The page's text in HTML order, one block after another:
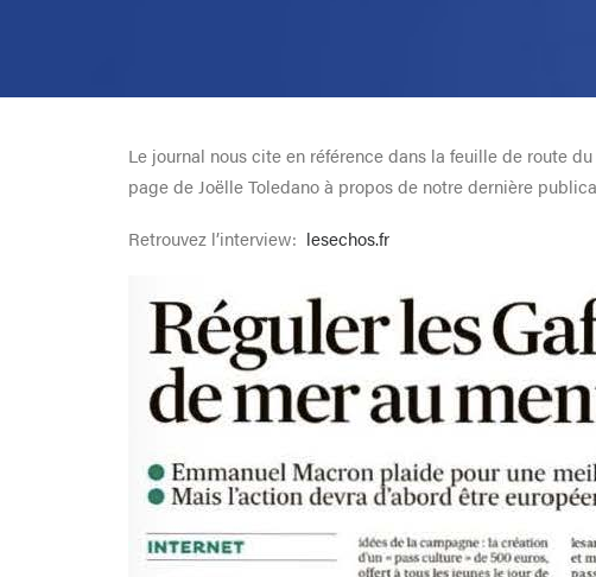
Le journal nous cite en référence dans la feuille de route
page de Joëlle Toledano à propos de notre dernière
Retrouvez l’interview: lesechos.fr